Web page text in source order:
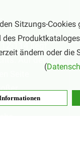
114 liegt
Auf der
Sitzungs-
des
ändern oder die
(